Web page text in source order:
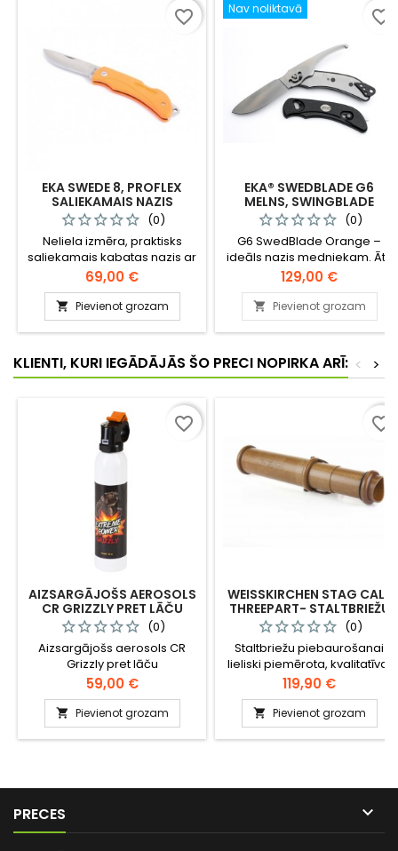
EKA SWEDE 8, PROFLEX
SALIEKAMAIS NAZIS
(0)
Neliela izmēra, praktisks
saliekamais kabatas nazis ar
stingru fiksējošo mehānismu.
Cena
69,00 €
 Pievienot grozam
favorite_border Nav noliktavā
EKA® SWEDBLADE G6
MELNS, SWINGBLADE
DIVASMEŅU NAZIS / 715008
(0)
G6 SwedBlade Orange –
ideāls nazis medniekam. Ātri
un viegli pārslēdzieties starp
ādas dīrāšanas un iekšējo
orgānu izņemšanas asmeni,
izmantojot vienu nazi.
Cena
129,00 €
 Pievienot grozam
favorite_border
KLIENTI, KURI IEGĀDĀJĀS ŠO PRECI NOPIRKA ARĪ: >
<
AIZSARGĀJOŠS AEROSOLS
CR GRIZZLY PRET LĀČU
UZBRUKUMIEM 300 ML /
SJ016
(0)
Aizsargājošs aerosols CR
Grizzly pret lāču
uzbrukumiem 300 ml. Ļoti
efektīvs, asaras izraisošs
aizsargsprejs ar aktīvo vielu
CR (dibenzoxazepine). Šis
līdzeklis ir paredzēts
izmantojams kā
pašaizsardzības līdzeklis pret
Cena
59,00 €
 Pievienot grozam
favorite_border
WEISSKIRCHEN STAG CALL
THREEPART- STALTBRIEŽU
PIEBAUROŠANAS TAURE
(TRUBA), TRĪSDAĻĪGA,
510517
(0)
Staltbriežu piebaurošanai
lieliski piemērota, kvalitatīva,
zīmola Weisskirchen truba.
Ļoti ērti lietojama, trīsdaļīga.
Īpaši piemērota medību
vajadzībai.
Cena
119,90 €
 Pievienot grozam
favorite_border
PRECES 